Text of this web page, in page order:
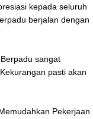
kepada seluruh
berjalan dengan
sangat
pasti akan
Pekerjaan